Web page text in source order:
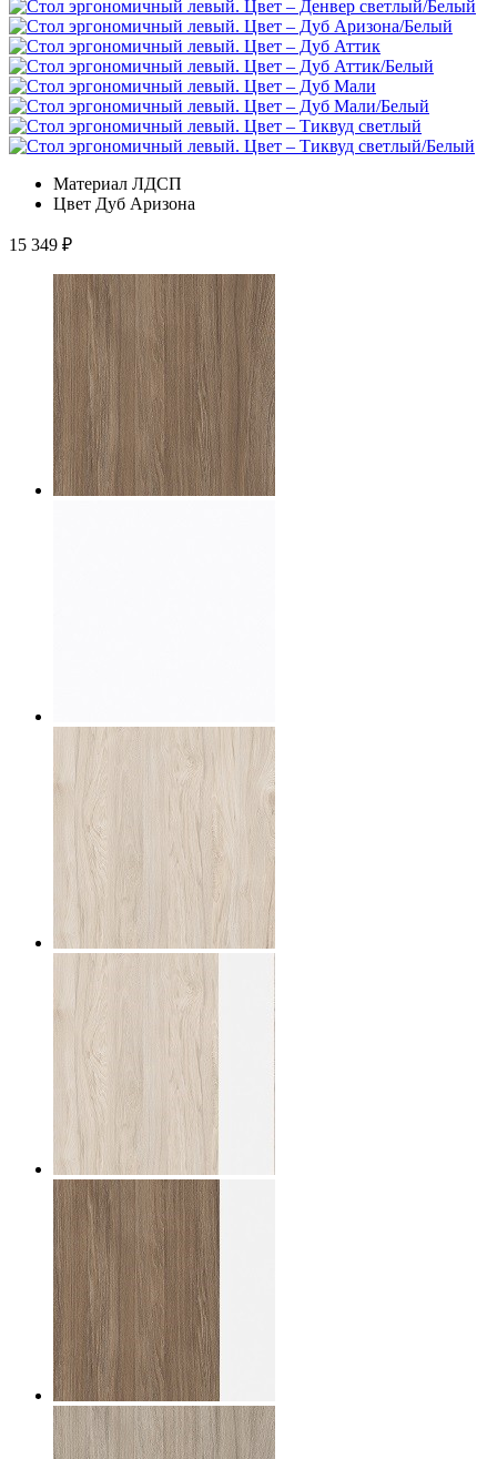
Материал ЛДСП
Цвет Дуб Аризона
15 349 ₽